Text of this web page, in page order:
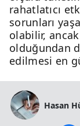
rahatlatıcı
sorunları
olabilir,
olduğundan
edilmesi en
Hasan